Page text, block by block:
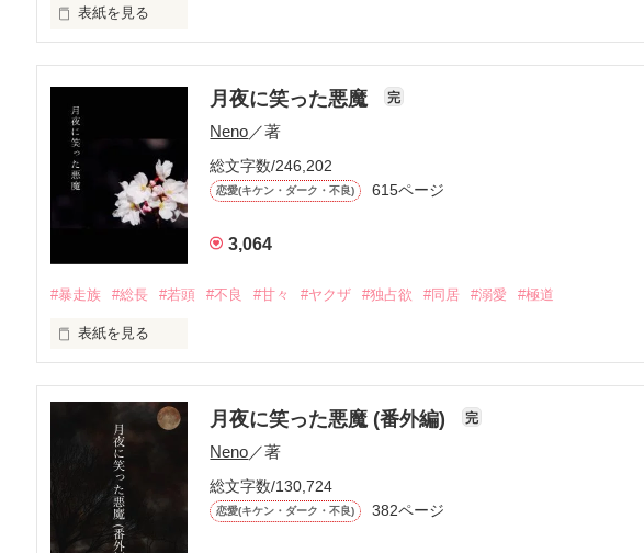
「24時間いつ、どこでもいいから。困った時はすぐ俺に連絡して」
私のことをいつも助けてくれて
太陽みたいに笑う君の笑顔が好き。
「俺、お前のこともらってもいい？」
いつだって私の体温を上げるのは君だけだ。
表紙を見る
5歳のときからずっと一緒にいる幼なじみ。
その彼は、いつの間にか組に入って
いつの間にか若頭に昇格
それでも、変わらない笑顔。
変わらない性格。
「お嬢はバカなうえにちょろいんで、
恋はまだ早いですよ」
月夜に笑った悪魔 完
Neno／著
総文字数/246,202
恋愛(キケン・ダーク・不良) 615ページ
3,064
#暴走族 #総長 #若頭 #不良 #甘々 #ヤクザ #独占欲 #同居 #溺愛 #極道
表紙を見る
「俺が一生可愛がってやるから、来いよ」
住むところも、彼氏も、
大切なものをすべて失った夜。
月夜に笑った悪魔 (番外編) 完
Neno／著
総文字数/130,724
恋愛(キケン・ダーク・不良) 382ページ